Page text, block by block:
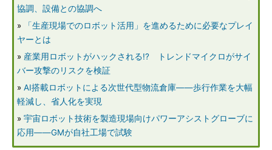
協調、設備との協調へ
»
「生産現場でのロボット活用」を進めるために必要なプレイ
ヤーとは
» 産業用ロボットがハックされる!? トレンドマイクロがサイ
バー攻撃のリスクを検証
» AI搭載ロボットによる次世代型物流倉庫――歩行作業を大幅
軽減し、省人化を実現
» 宇宙ロボット技術を製造現場向けパワーアシストグローブに
応用――GMが自社工場で試験